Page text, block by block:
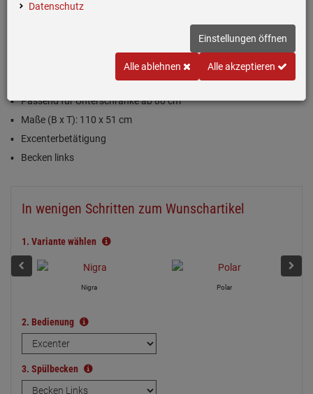
Inklusive 5 Jahre Garantie
Passend für Unterschränke ab 80 cm
Maße (B x T): 110 x 51 cm
Excenterbetätigung
Becken links
In wenigen Schritten zum Wunschartikel
1. Variante wählen
Nigra Polar
2. Bedienung
3. Spülbecken
Datenschutz
Einstellungen öffnen
Alle ablehnen Alle akzeptieren